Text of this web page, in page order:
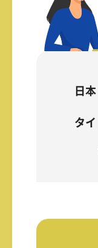
日本
タイ